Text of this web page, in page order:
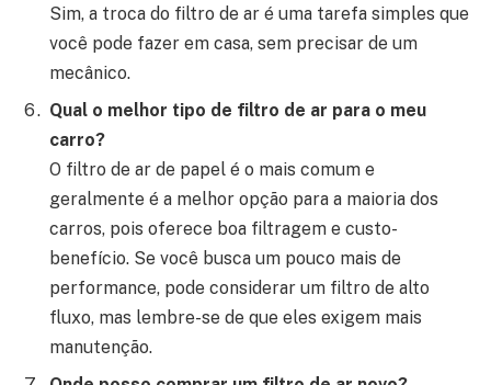
Sim, a troca do filtro de ar é uma tarefa simples que
você pode fazer em casa, sem precisar de um
mecânico.
Qual o melhor tipo de filtro de ar para o meu
carro?
O filtro de ar de papel é o mais comum e
geralmente é a melhor opção para a maioria dos
carros, pois oferece boa filtragem e custo-
benefício. Se você busca um pouco mais de
performance, pode considerar um filtro de alto
fluxo, mas lembre-se de que eles exigem mais
manutenção.